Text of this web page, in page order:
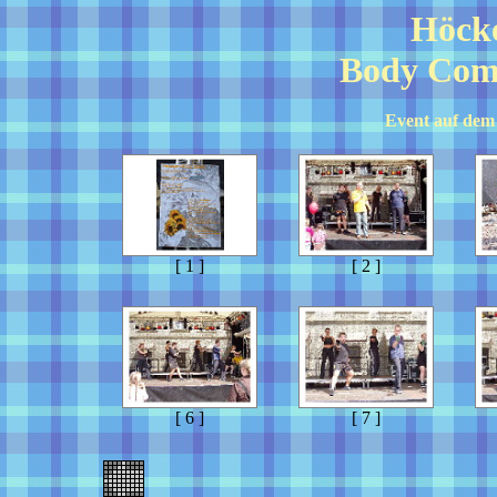
Body
Event auf
[ 1 ] [ 2 ]
[ 6 ] [ 7 ]